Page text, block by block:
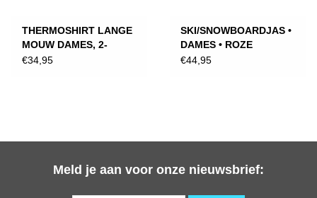
THERMOSHIRT LANGE
MOUW DAMES, 2-
PACK/ZWART
€34,95
SKI/SNOWBOARDJAS •
DAMES • ROZE
€44,95
Meld je aan voor onze nieuwsbrief: